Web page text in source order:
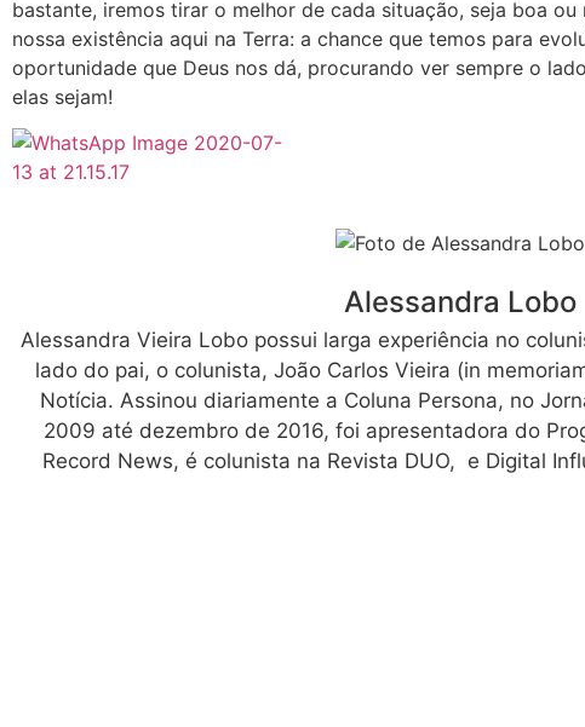
bastante, iremos tirar o melhor de cada situação, seja boa ou
nossa existência aqui na Terra: a chance que temos para
oportunidade que Deus nos dá, procurando ver sempre o
elas sejam!
Alessandra Lobo
Alessandra Vieira Lobo possui larga experiência no
lado do pai, o colunista, João Carlos Vieira (in
Notícia. Assinou diariamente a Coluna Persona, no
2009 até dezembro de 2016, foi apresentadora do
Record News, é colunista na Revista DUO, e Digital